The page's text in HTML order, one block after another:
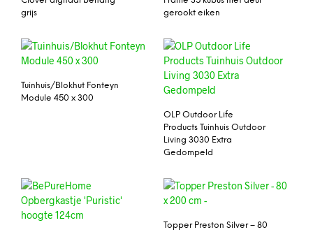
grijs
gerookt eiken
Tuinhuis/Blokhut Fonteyn
Module 450 x 300
OLP Outdoor Life
Products Tuinhuis Outdoor
Living 3030 Extra
Gedompeld
Topper Preston Silver – 80